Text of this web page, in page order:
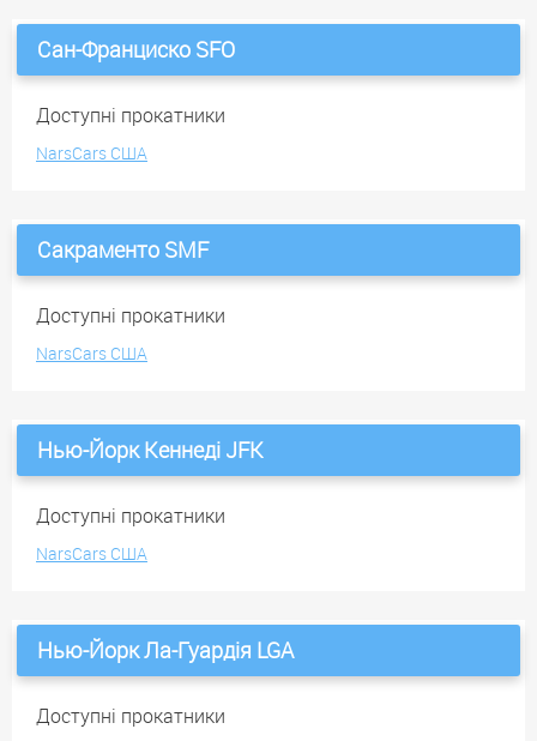
Сан-Франциско SFO
Доступні прокатники
NarsCars США
Сакраменто SMF
Доступні прокатники
NarsCars США
Нью-Йорк Кеннеді JFK
Доступні прокатники
NarsCars США
Нью-Йорк Ла-Гуардія LGA
Доступні прокатники